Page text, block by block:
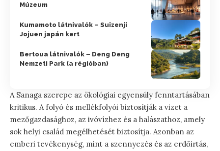
Múzeum
Kumamoto látnivalók – Suizenji
Jojuen japán kert
Bertoua látnivalók – Deng Deng
Nemzeti Park (a régióban)
A Sanaga szerepe az ökológiai egyensúly fenntartásában
kritikus. A folyó és mellékfolyói biztosítják a vizet a
mezőgazdasághoz, az ivóvízhez és a halászathoz, amely
sok helyi család megélhetését biztosítja. Azonban az
emberi tevékenység, mint a szennyezés és az erdőirtás,